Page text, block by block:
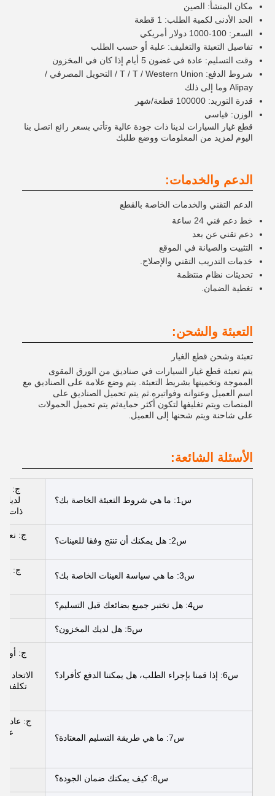
مكان المنشأ: الصين
الحد الأدنى لكمية الطلب: 1 قطعة
السعر: 100-1000 دولار أمريكي
تفاصيل التعبئة والتغليف: علبة أو حسب الطلب
وقت التسليم: عادة في غضون 5 أيام إذا كان في المخزون
شروط الدفع: T / T / Western Union / التحويل المصرفي /
Alipay وما إلى ذلك
قدرة التوريد: 100000 قطعة/شهر
الوزن: قياسي
قطع غيار السيارات لدينا ذات جودة عالية وتأتي بسعر رائع اتصل بنا
اليوم لمزيد من المعلومات ووضع طلبك
الدعم والخدمات:
الدعم التقني والخدمات الخاصة بالقطع
خط دعم فني 24 ساعة
دعم تقني عن بعد
التثبيت والصيانة في الموقع
خدمات التدريب التقني والإصلاح.
تحديثات نظام منتظمة
تغطية الضمان.
التعبئة والشحن:
تعبئة وشحن قطع الغيار
يتم تعبئة قطع غيار السيارات في صناديق من الورق المقوى
المموجة وتخمينها بشريط التعبئة. يتم وضع علامة على الصناديق مع
اسم العميل وعنوانه وفواتيره.ثم يتم تحميل الصناديق على
المنصات ويتم تغليفها لتكون أكثر حمايةثم يتم تحميل الحمولات
على شاحنة ويتم شحنها إلى العميل.
الأسئلة الشائعة:
س1: ما هي شروط التعبئة الخاصة بك؟
ج:
لديك
ذات
س2: هل يمكنك أن تنتج وفقا للعينات؟
ج: نعم،
س3: ما هي سياسة العينات الخاصة بك؟
ج:
س4: هل تختبر جميع بضائعك قبل التسليم؟
س5: هل لديك المخزون؟
س6: إذا قمنا بإجراء الطلب، هل يمكننا الدفع كأفراد؟
ج: أو
س7: ما هي طريقة التسليم المعتادة؟
عن
س8: كيف يمكنك ضمان الجودة؟